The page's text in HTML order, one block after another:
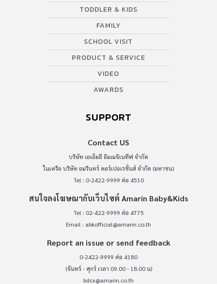
TODDLER & KIDS
FAMILY
SCHOOL VISIT
PRODUCT & SERVICE
VIDEO
AWARDS
SUPPORT
Contact US
บริษัท เอเอ็มอี อิมเมจิเนทีฟ จำกัด
ในเครือ บริษัท อมรินทร์ คอร์เปอเรชั่นส์ จำกัด (มหาชน)
Tel : 0-2422-9999 ต่อ 4510
สนใจลงโฆษณากับเว็บไซต์ Amarin Baby&Kids
Tel : 02-422-9999 ต่อ 4775
Email : abkofficial@amarin.co.th
Report an issue or send feedback
0-2422-9999 ต่อ 4180
(จันทร์ - ศุกร์ เวลา 09.00 - 18.00 น)
bdcx@amarin.co.th